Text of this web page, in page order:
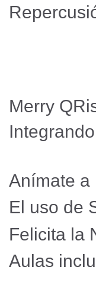
Merry
Anímate
El uso de
Felicita la
Aulas